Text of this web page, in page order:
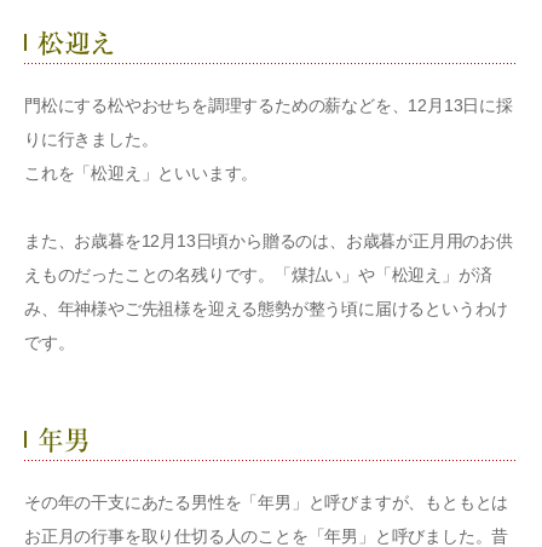
門松にする松やおせちを調理するための薪などを、12月13日に採
りに行きました。
これを「松迎え」といいます。
また、お歳暮を12月13日頃から贈るのは、お歳暮が正月用のお供
えものだったことの名残りです。「煤払い」や「松迎え」が済
み、年神様やご先祖様を迎える態勢が整う頃に届けるというわけ
です。
その年の干支にあたる男性を「年男」と呼びますが、もともとは
お正月の行事を取り仕切る人のことを「年男」と呼びました。昔